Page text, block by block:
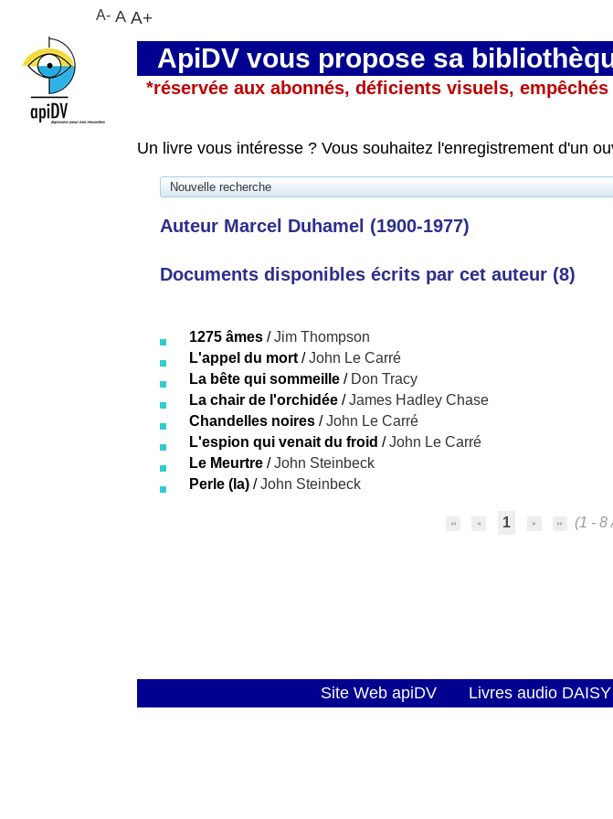
ApiDV vous propose sa
*réservée aux abonnés, déficients visuels,
Un livre vous intéresse ? Vous souhaitez l'enregistrement d'un
Nouvelle recherche
Auteur Marcel Duhamel (1900-1977)
Documents disponibles écrits par cet auteur (8)
1275 âmes /Jim Thompson
L'appel du mort /John Le Carré
La bête qui sommeille / Don Tracy
La chair de l'orchidée /James Hadley Chase
Chandelles noires /John Le Carré
L'espion qui venait du froid /John Le Carré
Le Meurtre /John Steinbeck
Perle (la) /John Steinbeck
1 (1 - 8
Site Web apiDV Livres audio
A- A A+